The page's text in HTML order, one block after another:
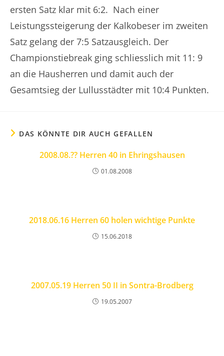
ersten Satz klar mit 6:2. Nach einer
Leistungssteigerung der Kalkobeser im zweiten
Satz gelang der 7:5 Satzausgleich. Der
Championstiebreak ging schliesslich mit 11: 9
an die Hausherren und damit auch der
Gesamtsieg der Lullusstädter mit 10:4 Punkten.
DAS KÖNNTE DIR AUCH GEFALLEN
2008.08.?? Herren 40 in Ehringshausen
01.08.2008
2018.06.16 Herren 60 holen wichtige Punkte
15.06.2018
2007.05.19 Herren 50 II in Sontra-Brodberg
19.05.2007